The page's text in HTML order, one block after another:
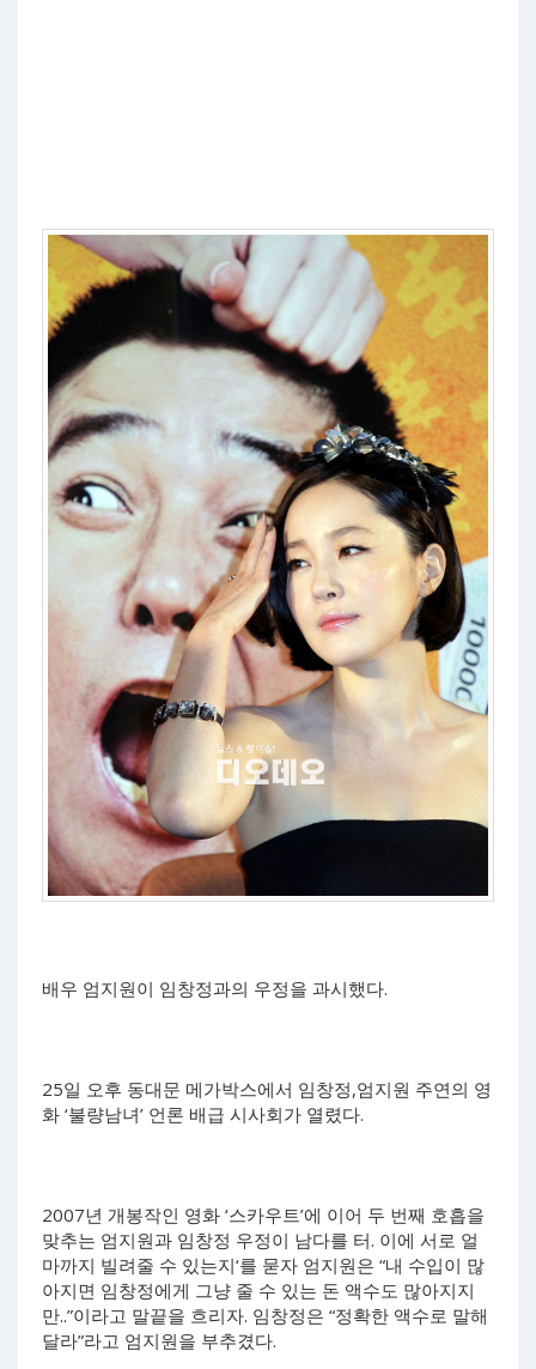
배우 엄지원이 임창정과의 우정을 과시했다.
25일 오후 동대문 메가박스에서 임창정,엄지원 주연의 영
화 ‘불량남녀’ 언론 배급 시사회가 열렸다.
2007년 개봉작인 영화 ‘스카우트’에 이어 두 번째 호흡을
맞추는 엄지원과 임창정 우정이 남다를 터. 이에 서로 얼
마까지 빌려줄 수 있는지‘를 묻자 엄지원은 “내 수입이 많
아지면 임창정에게 그냥 줄 수 있는 돈 액수도 많아지지
만..”이라고 말끝을 흐리자. 임창정은 “정확한 액수로 말해
달라”라고 엄지원을 부추겼다.